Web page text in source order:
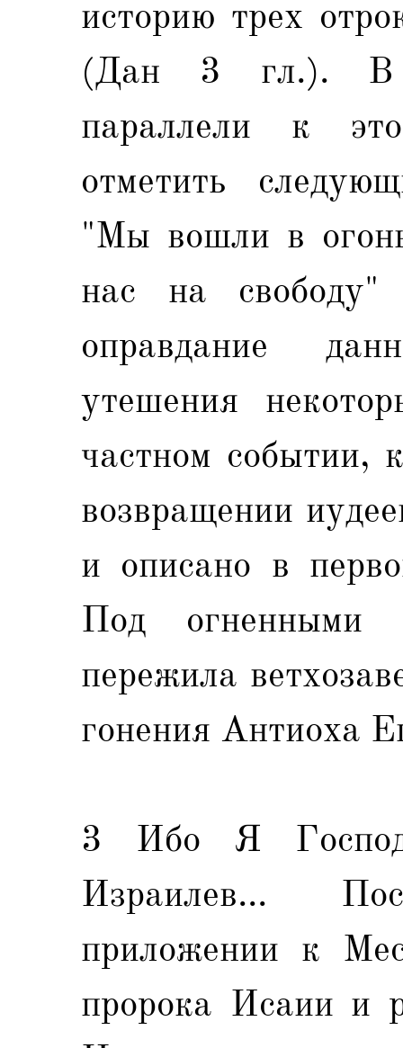
историю трех
(Дан 3 гл.). В
параллели к
отметить
"Мы вошли в
нас на свободу"
оправдание
утешения
частном событии,
возвращении
и описано в
Под огненными
пережила
гонения Антиоха
3 Ибо Я
Израилев...
приложении к
пророка Исаии и